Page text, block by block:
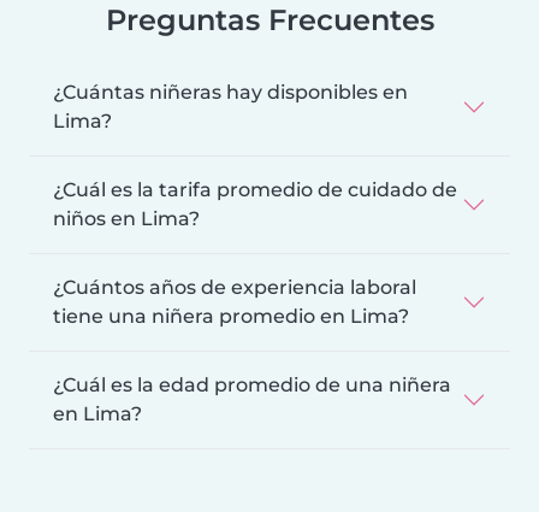
Preguntas Frecuentes
¿Cuántas niñeras hay disponibles en
Lima?
¿Cuál es la tarifa promedio de cuidado de
niños en Lima?
¿Cuántos años de experiencia laboral
tiene una niñera promedio en Lima?
¿Cuál es la edad promedio de una niñera
en Lima?